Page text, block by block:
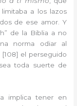
a los lazos
de ese amor. Y
de la Biblia a no
norma odiar al
el perseguido
toda suerte de
implica tener en